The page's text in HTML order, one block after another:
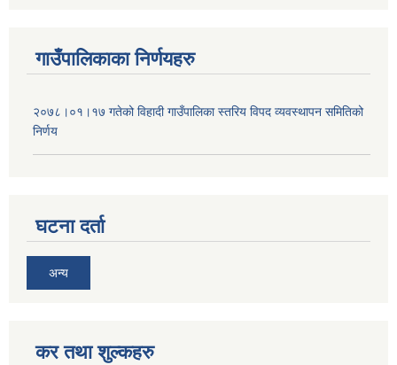
गाउँपालिकाका निर्णयहरु
२०७८।०१।१७ गतेको विहादी गाउँपालिका स्तरिय विपद व्यवस्थापन समितिको
निर्णय
घटना दर्ता
अन्य
कर तथा शुल्कहरु